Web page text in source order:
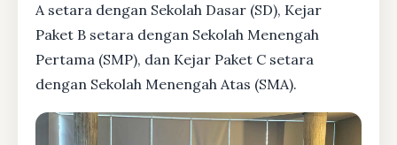
A setara dengan Sekolah Dasar (SD), Kejar
Paket B setara dengan Sekolah Menengah
Pertama (SMP), dan Kejar Paket C setara
dengan Sekolah Menengah Atas (SMA).